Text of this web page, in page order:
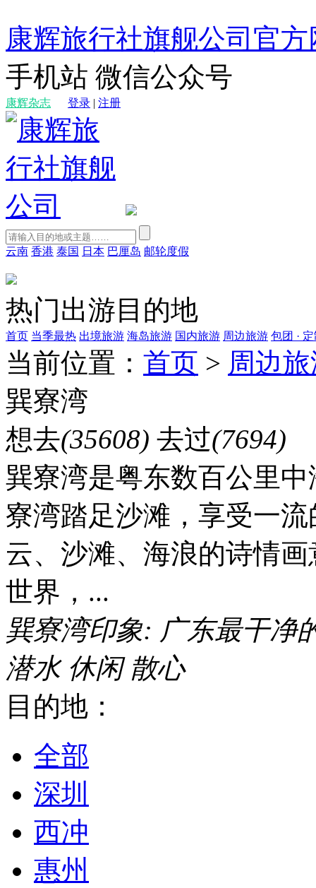
康辉旅行社旗舰公司官方
手机站 微信公众号
康辉杂志 登录 | 注册
云南 香港 泰国 日本 巴厘岛 邮轮度假
热门出游目的地
首页 当季最热 出境旅游 海岛旅游 国内旅游 周边旅游 包团 ·
当前位置： 首页 > 周边
巽寮湾
想去(35608) 去过(7694)
巽寮湾是粤东数百公里
寮湾踏足沙滩，享受一
云、沙滩、海浪的诗情
世界，...
巽寮湾印象: 广东最干净
潜水 休闲 散心
目的地：
全部
深圳
西冲
惠州